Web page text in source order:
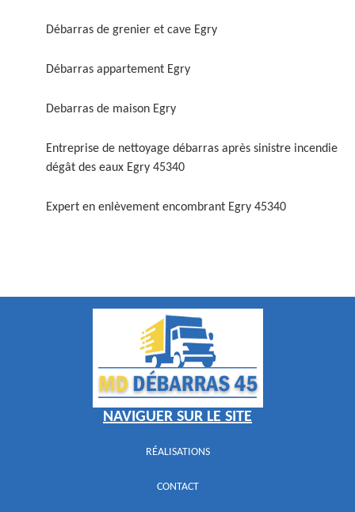
Débarras de grenier et cave Egry
Débarras appartement Egry
Debarras de maison Egry
Entreprise de nettoyage débarras après sinistre incendie
dégât des eaux Egry 45340
Expert en enlèvement encombrant Egry 45340
NAVIGUER SUR LE SITE
RÉALISATIONS
CONTACT